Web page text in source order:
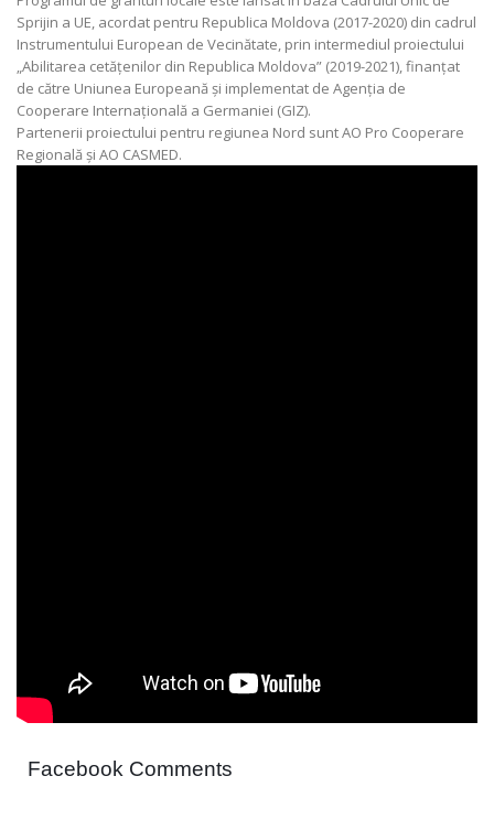
Sprijin a UE, acordat pentru Republica Moldova (2017-2020) din cadrul
Instrumentului European de Vecinătate, prin intermediul proiectului
„Abilitarea cetățenilor din Republica Moldova” (2019-2021), finanțat
de către Uniunea Europeană și implementat de Agenția de
Cooperare Internațională a Germaniei (GIZ).
Partenerii proiectului pentru regiunea Nord sunt AO Pro Cooperare
Regională și AO CASMED.
Facebook Comments